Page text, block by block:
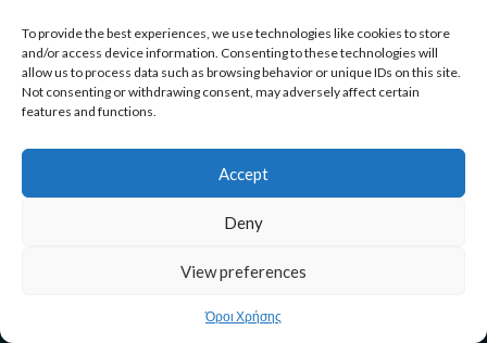
To provide the best experiences, we use technologies like cookies to store
and/or access device information. Consenting to these technologies will
allow us to process data such as browsing behavior or unique IDs on this site.
Not consenting or withdrawing consent, may adversely affect certain
features and functions.
Accept
Deny
View preferences
Όροι Χρήσης
Χρήσιμα Links
Uncategorized
Αποφράξεις
Αρθροπλαστικές Επεμβάσεις
Γενικά